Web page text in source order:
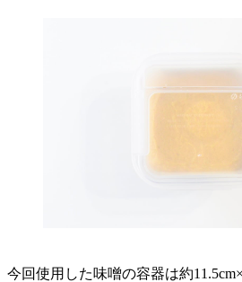
今回使用した味噌の容器は約